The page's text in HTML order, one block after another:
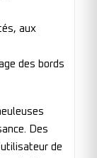
aux
des bords
Des
de